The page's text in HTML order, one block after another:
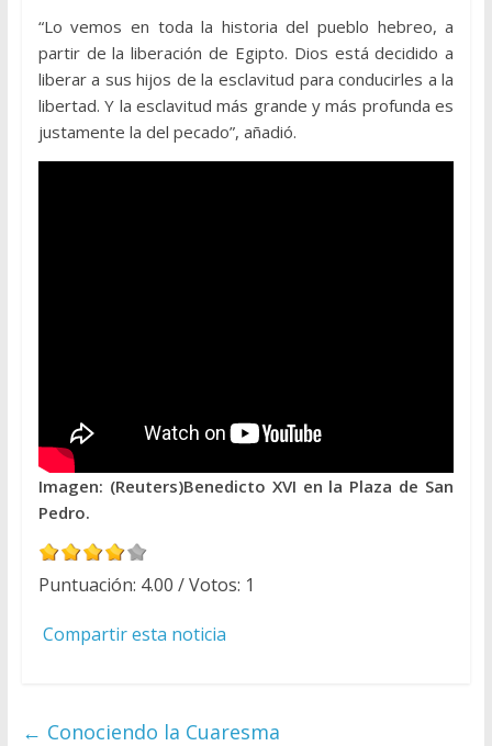
“Lo vemos en toda la historia del pueblo hebreo, a
partir de la liberación de Egipto. Dios está decidido a
liberar a sus hijos de la esclavitud para conducirles a la
libertad. Y la esclavitud más grande y más profunda es
justamente la del pecado”, añadió.
Imagen: (Reuters)Benedicto XVI en la Plaza de San
Pedro.
Puntuación: 4.00 / Votos: 1
Compartir esta noticia
← Conociendo la Cuaresma